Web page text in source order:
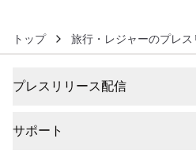
トップ 旅行・レジャーのプレ
プレスリリース配信
サポート